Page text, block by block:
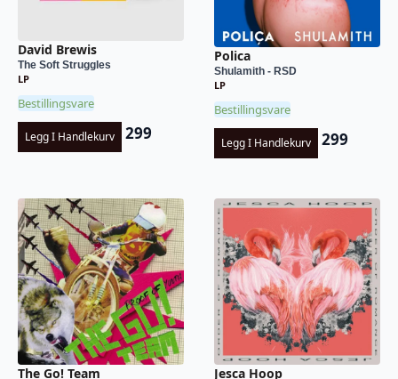
David Brewis
The Soft Struggles
LP
Bestillingsvare
Legg I Handlekurv 299
Polica
Shulamith - RSD
LP
Bestillingsvare
Legg I Handlekurv 299
The Go! Team Jesca Hoop